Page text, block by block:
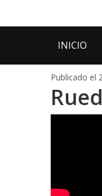
INICIO
Publicado el